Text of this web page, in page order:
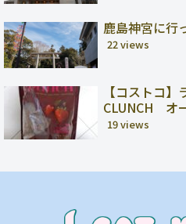
鹿島神宮に行
22 views
【コストコ
CLUNCH オ
19 views